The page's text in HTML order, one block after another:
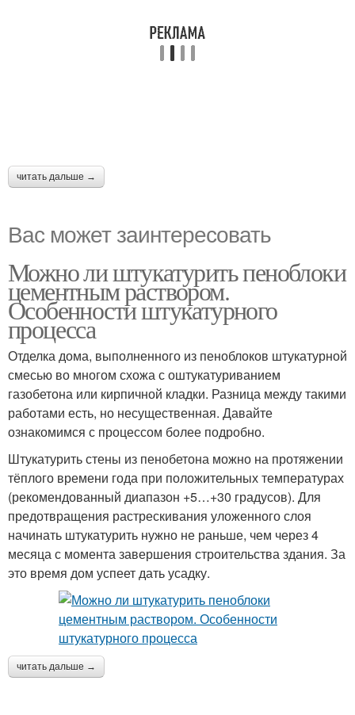
читать дальше →
Вас может заинтересовать
Можно ли штукатурить пеноблоки
цементным раствором.
Особенности штукатурного
процесса
Отделка дома, выполненного из пеноблоков штукатурной
смесью во многом схожа с оштукатуриванием
газобетона или кирпичной кладки. Разница между такими
работами есть, но несущественная. Давайте
ознакомимся с процессом более подробно.
Штукатурить стены из пенобетона можно на протяжении
тёплого времени года при положительных температурах
(рекомендованный диапазон +5…+30 градусов). Для
предотвращения растрескивания уложенного слоя
начинать штукатурить нужно не раньше, чем через 4
месяца с момента завершения строительства здания. За
это время дом успеет дать усадку.
читать дальше →